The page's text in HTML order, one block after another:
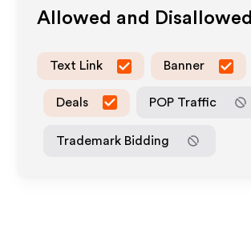
Allowed and Disallowed
Text Link Banner
Deals POP Traffic
Trademark Bidding